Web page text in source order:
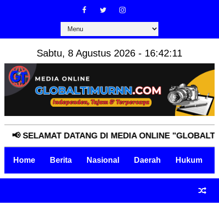
Sabtu, 8 Agustus 2026 - 16:42:12
DATANG DI MEDIA ONLINE
Home Berita Nasional Daerah Hukum